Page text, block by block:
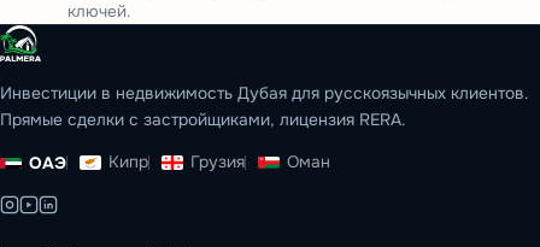
ключей.
Инвестиции в недвижимость Дубая для русскоязычных клиентов.
Прямые сделки с застройщиками, лицензия RERA.
ОАЭ Кипр Грузия Оман